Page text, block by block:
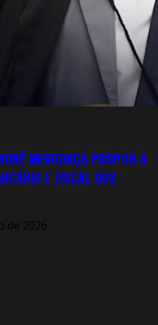
MENDONÇA PROPOR A
E FISCAL DOS
de 2026